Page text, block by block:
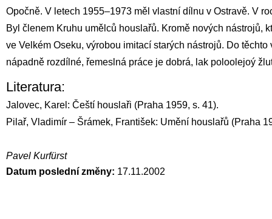
Opočně. V letech 1955–1973 měl vlastní dílnu v Ostravě. V
Byl členem Kruhu umělců houslařů. Kromě nových nástrojů,
ve Velkém Oseku, výrobou imitací starých nástrojů. Do
nápadně rozdílné, řemeslná práce je dobrá, lak poloolejoý
Literatura:
Jalovec, Karel: Čeští houslaři (Praha 1959, s. 41).
Pilař, Vladimír – Šrámek, František: Umění houslařů (Praha
Pavel Kurfürst
Datum poslední změny: 17.11.2002